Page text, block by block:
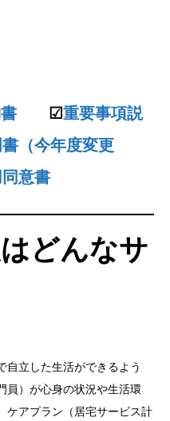
☑重要事項説
（今年度変更
意書
どんなサ
立した生活ができるよう
員）が心身の状況や生活環
ケアプラン（居宅サービス計